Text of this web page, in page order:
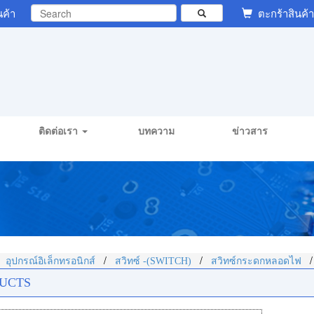
า ตะกร้าสินค้
ติดต่อเรา บทความ ข่าวสาร
อุปกรณ์อิเล็กทรอนิกส์ / สวิทซ์ -(SWITCH) / สวิทซ์กระดกหลอดไฟ